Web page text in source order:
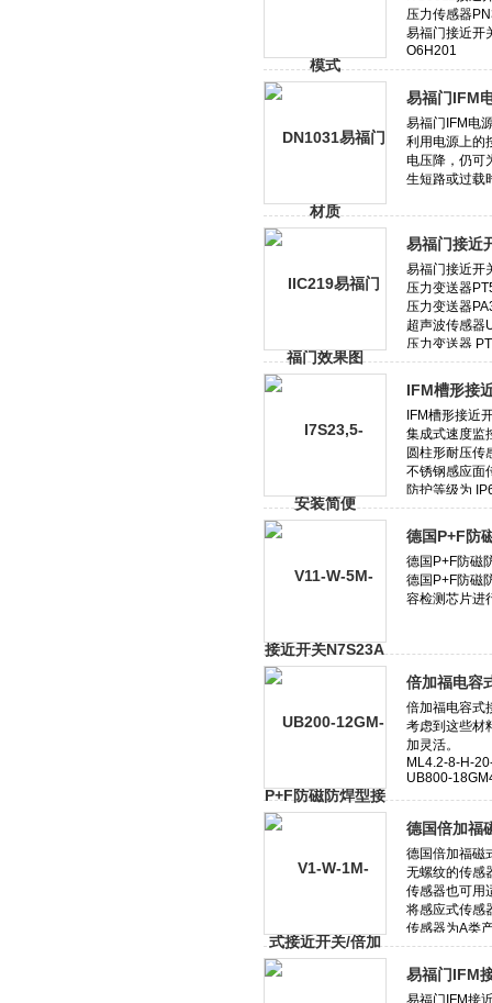
易福门IFM
易福门接近
IFM槽形接
德国P+F防
倍加福电容
德国倍加福
易福门IFM